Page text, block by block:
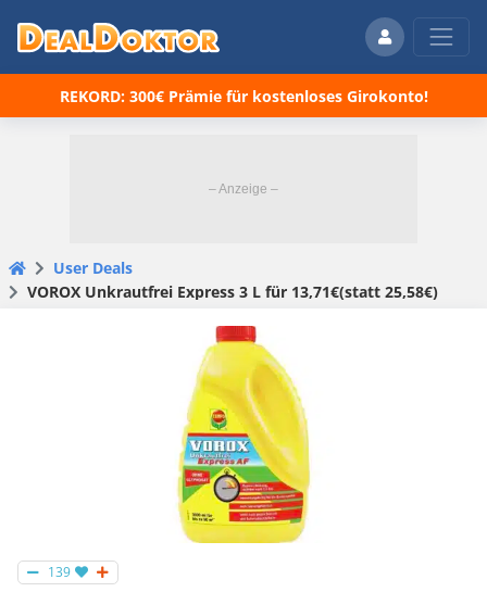
REKORD: 300€ Prämie für kostenloses Girokonto!
User Deals
VOROX Unkrautfrei Express 3 L für 13,71€(statt 25,58€)
139